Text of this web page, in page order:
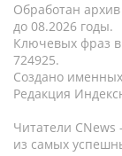
Обработан
до 08.2026 годы.
Ключевых фраз
724925.
Создано
Редакция
Читатели CNews
из самых